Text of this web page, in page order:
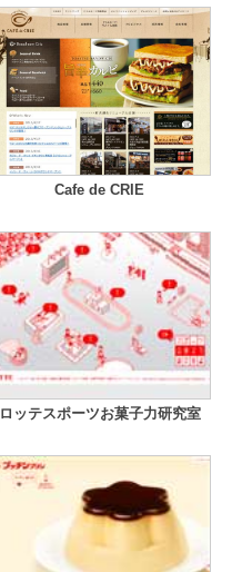
Cafe de CRIE
ロッテスポーツお菓子力研究室